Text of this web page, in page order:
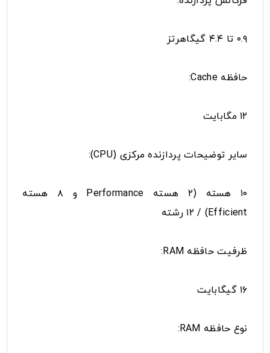
۰.۹ تا ۴.۴ گیگاهرتز
حافظه Cache:
۱۲ مگابایت
سایر توضیحات پردازنده مرکزی (CPU):
۱۰ هسته (۲ هسته Performance و ۸ هسته
Efficient) / ۱۲ رشته
ظرفیت حافظه RAM:
۱۶ گیگابایت
نوع حافظه RAM: